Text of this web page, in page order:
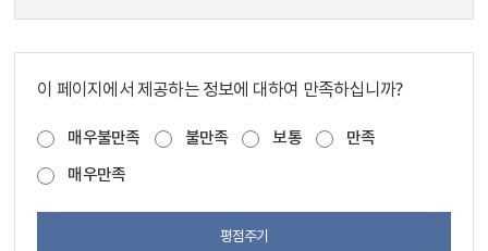
이 페이지에서 제공하는 정보에 대하여 만족하십니까?
매우불만족 불만족 보통
만족
매우만족
평점주기